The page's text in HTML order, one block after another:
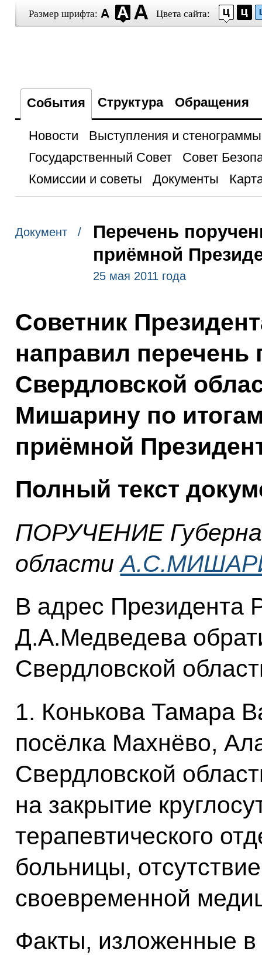
Размер шрифта: Цвета сайта:
События Структура Обращения
Новости
Выступления и стенограммы
Государственный Совет
Совет
Комиссии и советы
Документы
Документ /
Перечень
приёмной
25 мая 2011 года
Советник
направил перечень
Свердловской
Мишарину по
приёмной
Полный текст
ПОРУЧЕНИЕ
области
В адрес Президента
Д.А.Медведева
Свердловской
1. Конькова Тамара
посёлка Махнёво,
Свердловской
на закрытие
терапевтического
больницы,
своевременной
Факты, изложенные